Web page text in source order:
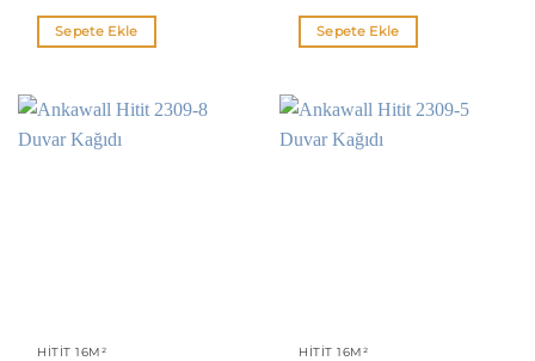
Sepete Ekle Sepete Ekle
HITIT 16M² HITIT 16M²